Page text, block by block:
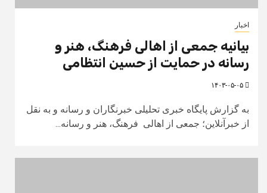
اخبار
بیانیه جمعی از اهالی فرهنگ، هنر و
رسانه در حمایت از حسین انتظامی
به گزارش پایگاه خبری تحلیلی خبرنگاران و رسانه و به نقل
از خبرآنلاین؛ جمعی از اهالی فرهنگ، هنر و رسانه...